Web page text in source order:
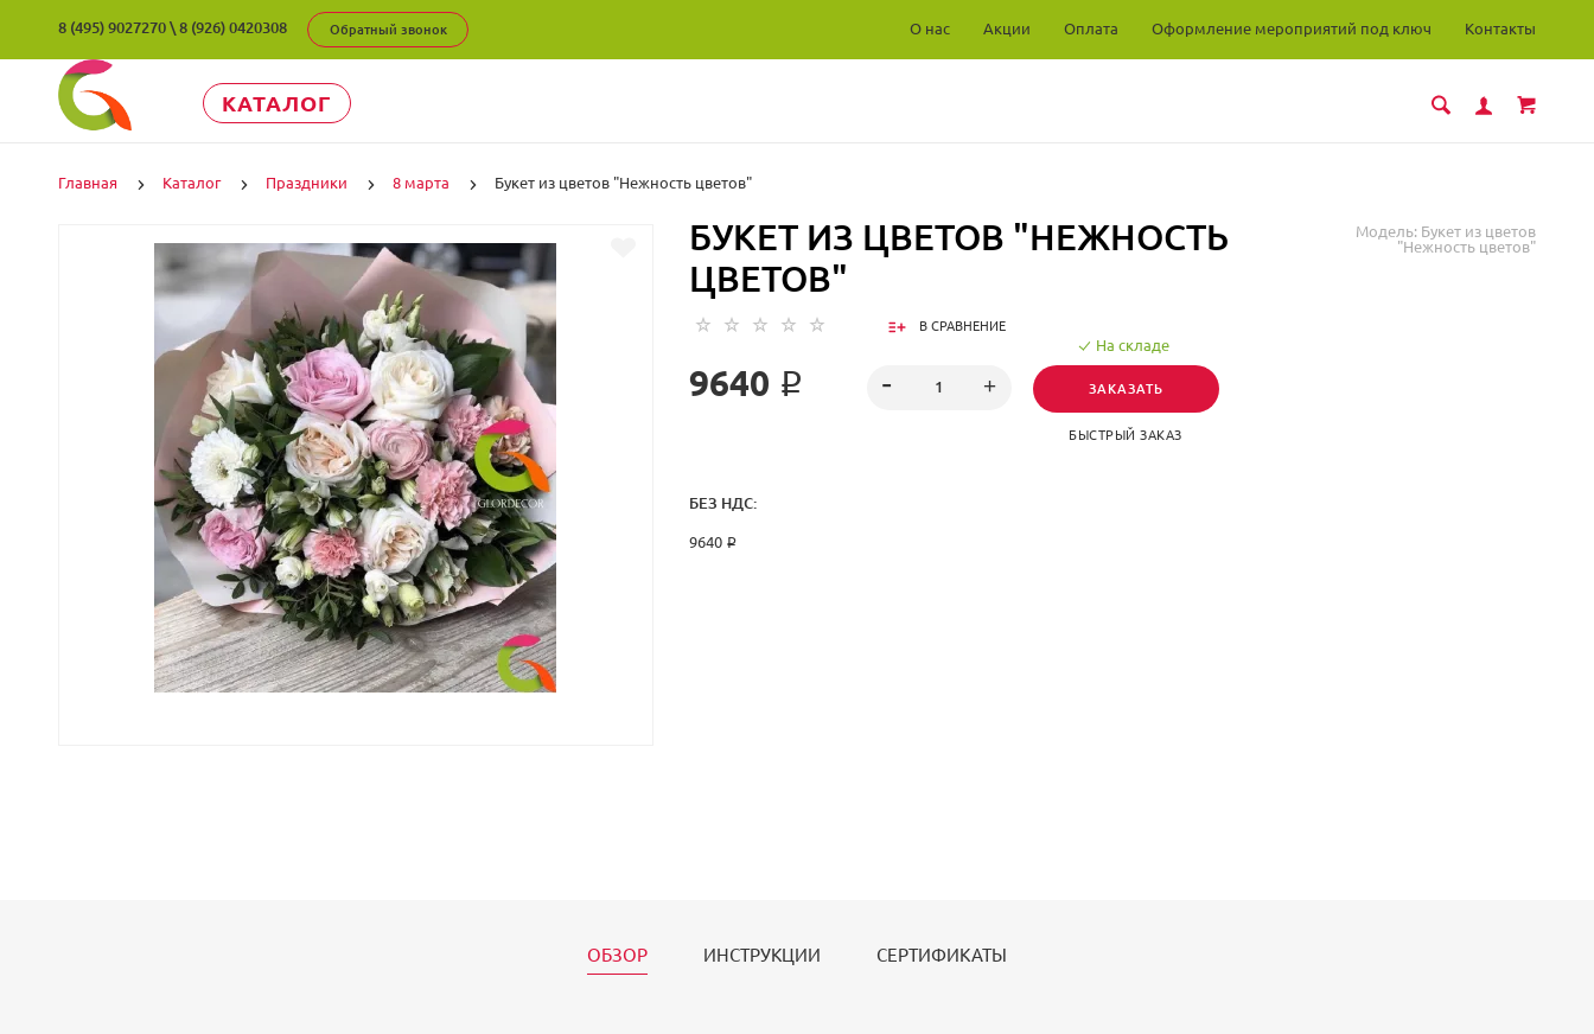
8 (495) 9027270 \ 8 (926) 0420308 Обратный звонок О нас Акции Оплата Оформление мероприятий под ключ Контакты
КАТАЛОГ
Главная Каталог Праздники 8 марта Букет из цветов "Нежность цветов"
Модель: Букет из цветов
"Нежность цветов"
БУКЕТ ИЗ ЦВЕТОВ "НЕЖНОСТЬ
ЦВЕТОВ"
В СРАВНЕНИЕ
9640 ₽
На складе
ЗАКАЗАТЬ
БЫСТРЫЙ ЗАКАЗ
БЕЗ НДС:
9640 ₽
ОБЗОР ИНСТРУКЦИИ СЕРТИФИКАТЫ